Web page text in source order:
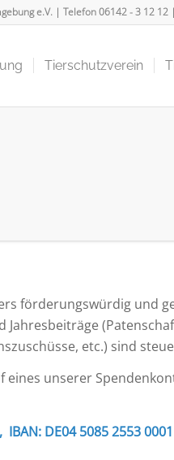
e.V. | Telefon06142 - 3 12 12
Tierschutzverein
förderungswürdig und
Jahresbeiträge
etc.) sind
eines unserer
DE04 5085 2553